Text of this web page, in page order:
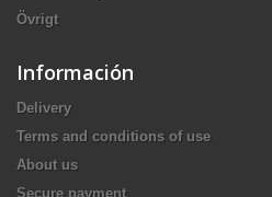
Övrigt
Información
Delivery
Terms and conditions of use
About us
Secure payment